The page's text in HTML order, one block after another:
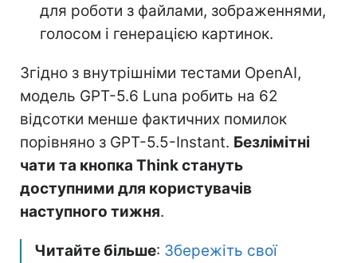
для роботи з файлами, зображеннями,
голосом і генерацією картинок.
Згідно з внутрішніми тестами OpenAI,
модель GPT-5.6 Luna робить на 62
відсотки менше фактичних помилок
порівняно з GPT-5.5-Instant. Безлімітні
чати та кнопка Think стануть
доступними для користувачів
наступного тижня.
Читайте більше: Збережіть свої